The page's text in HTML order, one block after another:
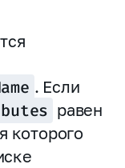
. Если
равен
которого